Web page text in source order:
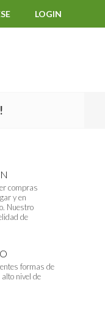
LOGIN
compras
y en
Nuestro
de
formas de
alto nivel de